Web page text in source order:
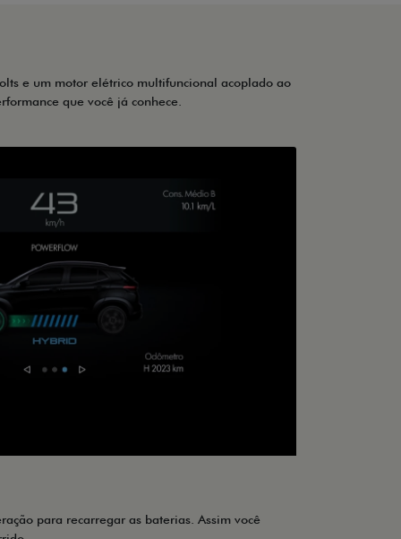
e um motor elétrico multifuncional acoplado ao
que você já conhece.
para recarregar as baterias. Assim você